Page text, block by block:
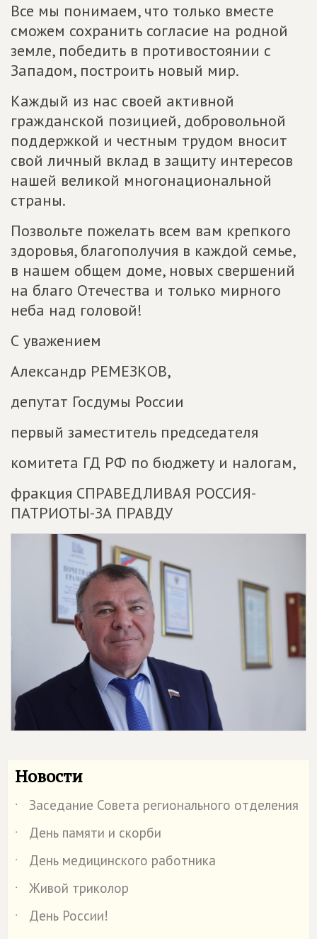
Все мы понимаем, что только вместе
сможем сохранить согласие на родной
земле, победить в противостоянии с
Западом, построить новый мир.
Каждый из нас своей активной
гражданской позицией, добровольной
поддержкой и честным трудом вносит
свой личный вклад в защиту интересов
нашей великой многонациональной
страны.
Позвольте пожелать всем вам крепкого
здоровья, благополучия в каждой семье,
в нашем общем доме, новых свершений
на благо Отечества и только мирного
неба над головой!
С уважением
Александр РЕМЕЗКОВ,
депутат Госдумы России
первый заместитель председателя
комитета ГД РФ по бюджету и налогам,
фракция СПРАВЕДЛИВАЯ РОССИЯ-
ПАТРИОТЫ-ЗА ПРАВДУ
Новости
˙
Заседание Совета регионального отделения
˙
День памяти и скорби
˙
День медицинского работника
˙
Живой триколор
˙
День России!